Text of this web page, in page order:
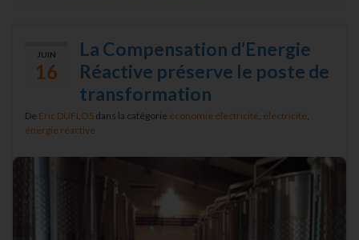
JUIN
16
La Compensation d’Energie
Réactive préserve le poste de
transformation
De Eric DUFLOS dans la catégorie économie électricité électricité
énergie réactive